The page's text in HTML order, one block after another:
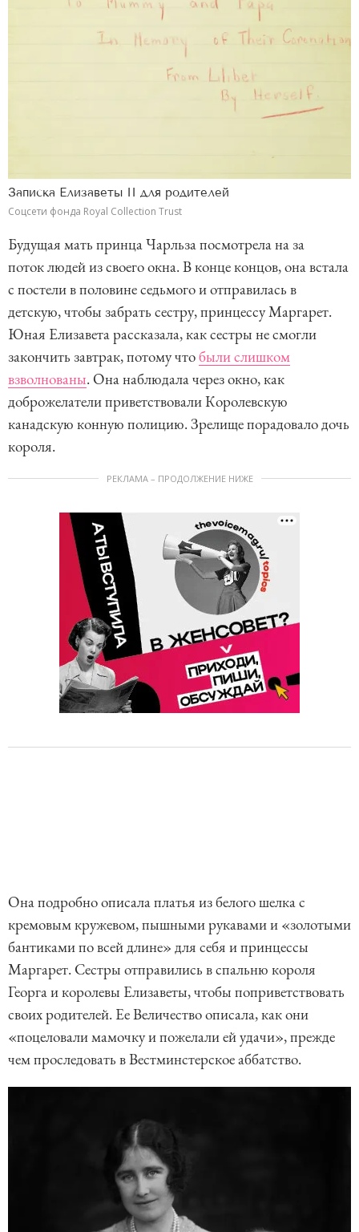
Записка Елизаветы II для родителей
Соцсети фонда Royal Collection Trust
Будущая мать принца Чарльза посмотрела на за
поток людей из своего окна. В конце концов, она встала
с постели в половине седьмого и отправилась в
детскую, чтобы забрать сестру, принцессу Маргарет.
Юная Елизавета рассказала, как сестры не смогли
закончить завтрак, потому чтобыли слишком
взволнованы. Она наблюдала через окно, как
доброжелатели приветствовали Королевскую
канадскую конную полицию. Зрелище порадовало дочь
короля.
РЕКЛАМА – ПРОДОЛЖЕНИЕ НИЖЕ
Она подробно описала платья из белого шелка с
кремовым кружевом, пышными рукавами и «золотыми
бантиками по всей длине» для себя и принцессы
Маргарет. Сестры отправились в спальню короля
Георга и королевы Елизаветы, чтобы поприветствовать
своих родителей. Ее Величество описала, как они
«поцеловали мамочку и пожелали ей удачи», прежде
чем проследовать в Вестминстерское аббатство.